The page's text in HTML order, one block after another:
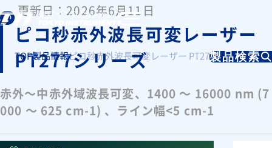
TOP製品情報ピコ秒赤外波長可変レーザー PT277シリーズ
更新日：2026年6月11日
ピコ秒赤外波長可変レーザー
PT277シリーズ
赤外～中赤外域波長可変、1400 ～ 16000 nm (7
000 ～ 625 cm-1) 、ライン幅<5 cm-1
製品検索